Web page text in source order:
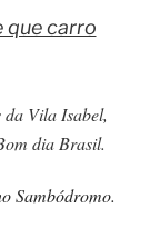
que carro
da Vila Isabel,
dia Brasil.
Sambódromo.